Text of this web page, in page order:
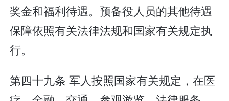
奖金和福利待遇。预备役人员的其他待遇
保障依照有关法律法规和国家有关规定执
行。
第四十九条 军人按照国家有关规定，在医